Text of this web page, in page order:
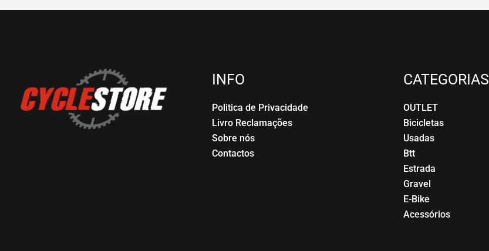
INFO
Politica de Privacidade
Livro Reclamações
Sobre nós
Contactos
CATEGORIAS
OUTLET
Bicicletas
Usadas
Btt
Estrada
Gravel
E-Bike
Acessórios